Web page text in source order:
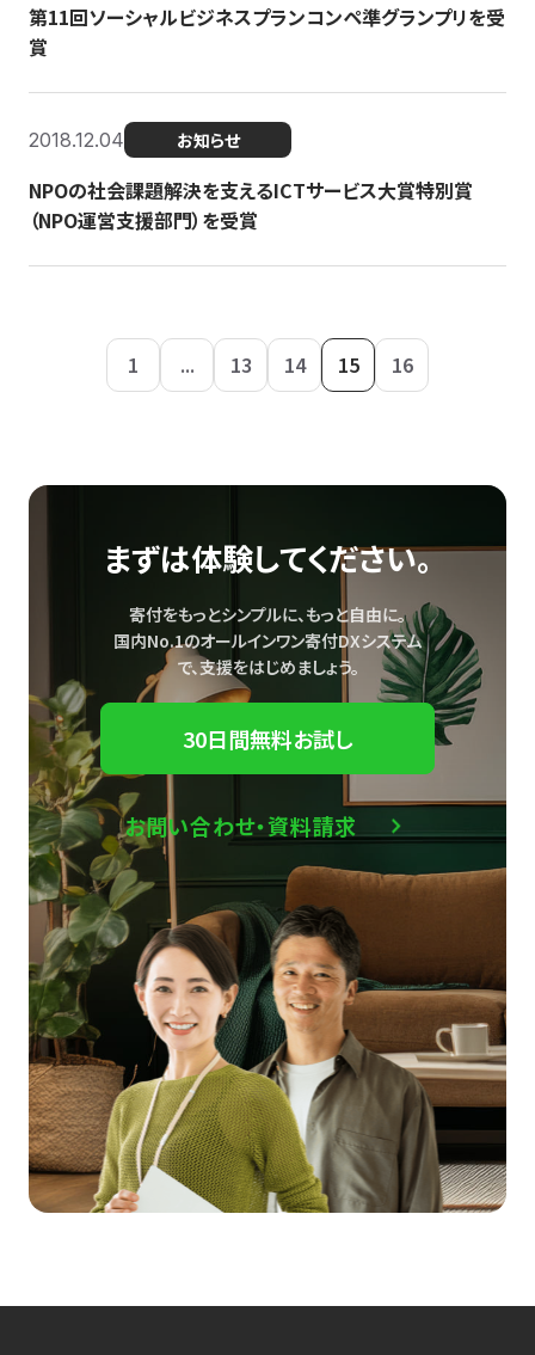
第11回ソーシャルビジネスプランコンペ準グランプリを受
賞
2018.12.04 お知らせ
NPOの社会課題解決を支えるICTサービス大賞特別賞
（NPO運営支援部門）を受賞
1 ... 13 14 15 16
まずは体験してください。
寄付をもっとシンプルに、もっと自由に。
国内No.1のオールインワン寄付DXシステム
で、支援をはじめましょう。
30日間無料お試し
お問い合わせ・資料請求